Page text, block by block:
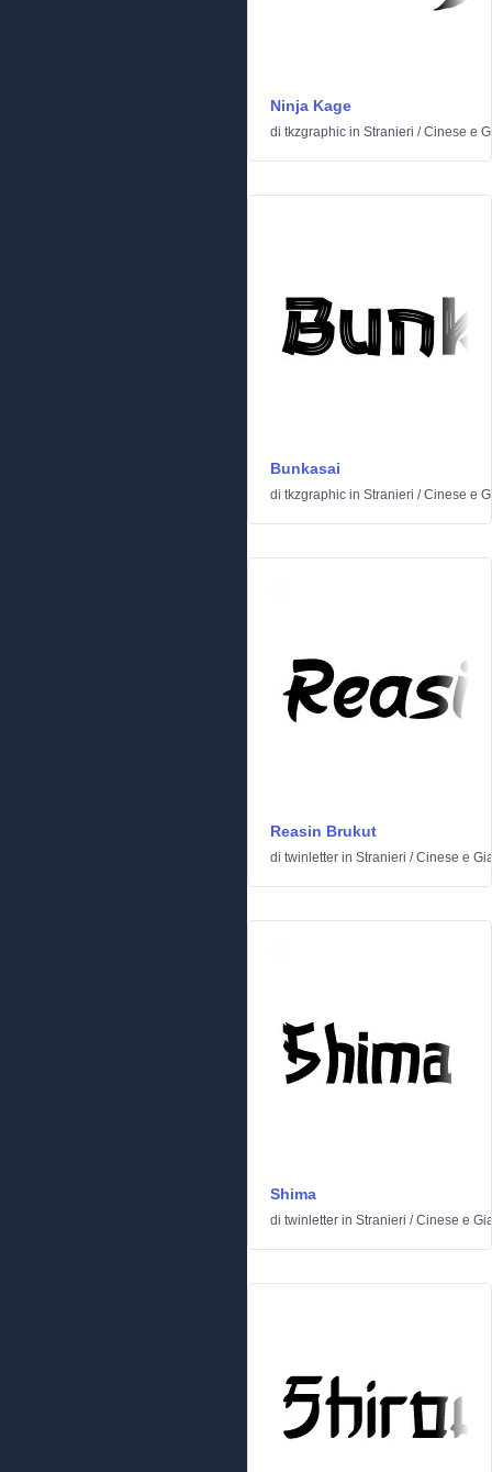
Ninja Kage
di tkzgraphic in Stranieri /Cinese e
Bunkasai
di tkzgraphic in Stranieri /Cinese e
Reasin Brukut
di twinletter in Stranieri /Cinese e
Shima
di twinletter in Stranieri /Cinese e